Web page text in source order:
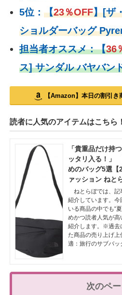
5位： 【23％OFF】[ザ
ショルダーバッグ
担当者オススメ：【36
ス] サンダル バヤバン
【Amazon】本日の割引き
読者に人気のアイテムはこちら！
「貴重品だけ持
ッタリ入る！」
めのバッグ5選【
ァッション ねと
ねとらぼでは、記
紹介しています。
いる商品の中でも“
めかつ読者人気が
紹介します。※過去
た商品の売り上げ
適：旅行のサブバ